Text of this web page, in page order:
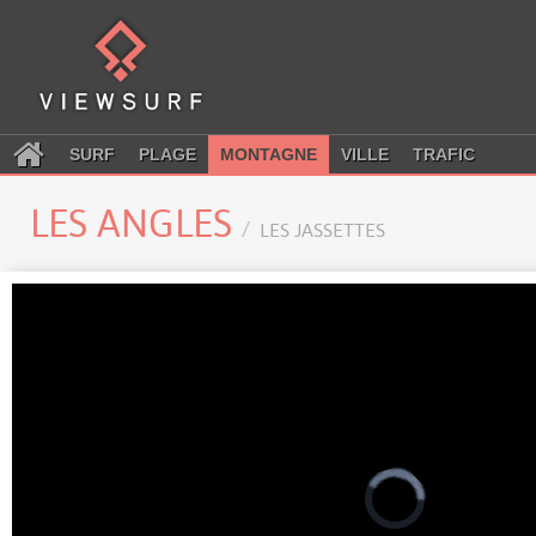
SURF PLAGE MONTAGNE VILLE TRAFIC
LES ANGLES LES JASSETTES